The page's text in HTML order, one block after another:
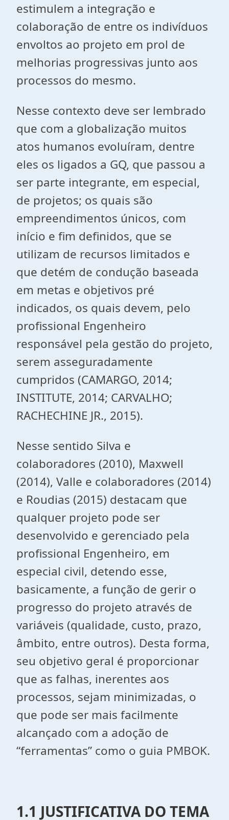
estimulem a integração e
colaboração de entre os indivíduos
envoltos ao projeto em prol de
melhorias progressivas junto aos
processos do mesmo.
Nesse contexto deve ser lembrado
que com a globalização muitos
atos humanos evoluíram, dentre
eles os ligados a GQ, que passou a
ser parte integrante, em especial,
de projetos; os quais são
empreendimentos únicos, com
início e fim definidos, que se
utilizam de recursos limitados e
que detém de condução baseada
em metas e objetivos pré
indicados, os quais devem, pelo
profissional Engenheiro
responsável pela gestão do projeto,
serem asseguradamente
cumpridos (CAMARGO, 2014;
INSTITUTE, 2014; CARVALHO;
RACHECHINE JR., 2015).
Nesse sentido Silva e
colaboradores (2010), Maxwell
(2014), Valle e colaboradores (2014)
e Roudias (2015) destacam que
qualquer projeto pode ser
desenvolvido e gerenciado pela
profissional Engenheiro, em
especial civil, detendo esse,
basicamente, a função de gerir o
progresso do projeto através de
variáveis (qualidade, custo, prazo,
âmbito, entre outros). Desta forma,
seu objetivo geral é proporcionar
que as falhas, inerentes aos
processos, sejam minimizadas, o
que pode ser mais facilmente
alcançado com a adoção de
“ferramentas” como o guia PMBOK.
1.1 JUSTIFICATIVADO TEMA